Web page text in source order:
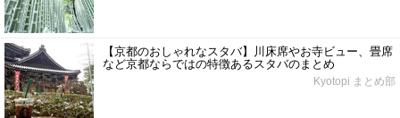
【京都のおしゃれなスタバ】川床席やお寺ビュー、畳席
など京都ならではの特徴あるスタバのまとめ
Kyotopi まとめ部